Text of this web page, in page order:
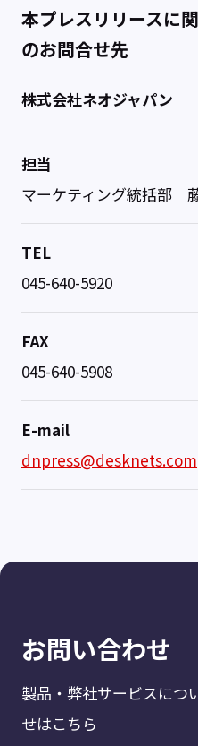
本プレスリリースに
のお問合せ先
株式会社ネオジャパン
担当
マーケティング統括部
TEL
045-640-5920
FAX
045-640-5908
E-mail
dnpress@desknets.com
お問い合わせ
製品・弊社サービスにつ
せはこちら